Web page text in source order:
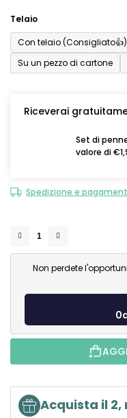
Telaio
Con telaio (Consigliato👍)
Su un pezzo di cartone
Riceverai
Set di
valore di
Spedizione e
Non perdete
Acquista il 2,